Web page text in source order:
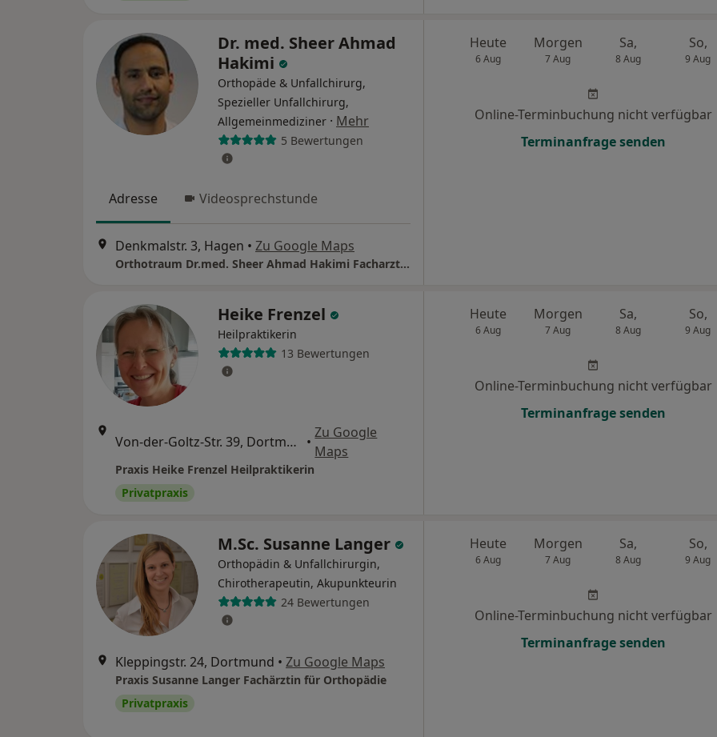
Dr. med. Sheer Ahmad
Hakimi
Orthopäde & Unfallchirurg,
Spezieller Unfallchirurg,
Allgemeinmediziner · Mehr
5 Bewertungen
Adresse Videosprechstunde
Denkmalstr. 3, Hagen • Zu Google Maps
Orthotraum Dr.med. Sheer Ahmad Hakimi Facharzt für Orthopädie und Unfallchirurgie
Heute
6 Aug
Morgen
7 Aug
Sa,
8 Aug
So,
9 Aug
Online-Terminbuchung nicht verfügbar
Terminanfrage senden
Heike Frenzel
Heilpraktikerin
13 Bewertungen
Von-der-Goltz-Str. 39, Dortmund •
Zu Google
Maps
Praxis Heike Frenzel Heilpraktikerin
Privatpraxis
Heute
6 Aug
Morgen
7 Aug
Sa,
8 Aug
So,
9 Aug
Online-Terminbuchung nicht verfügbar
Terminanfrage senden
M.Sc. Susanne Langer
Orthopädin & Unfallchirurgin,
Chirotherapeutin, Akupunkteurin
24 Bewertungen
Kleppingstr. 24, Dortmund • Zu Google Maps
Praxis Susanne Langer Fachärztin für Orthopädie
Privatpraxis
Heute
6 Aug
Morgen
7 Aug
Sa,
8 Aug
So,
9 Aug
Online-Terminbuchung nicht verfügbar
Terminanfrage senden